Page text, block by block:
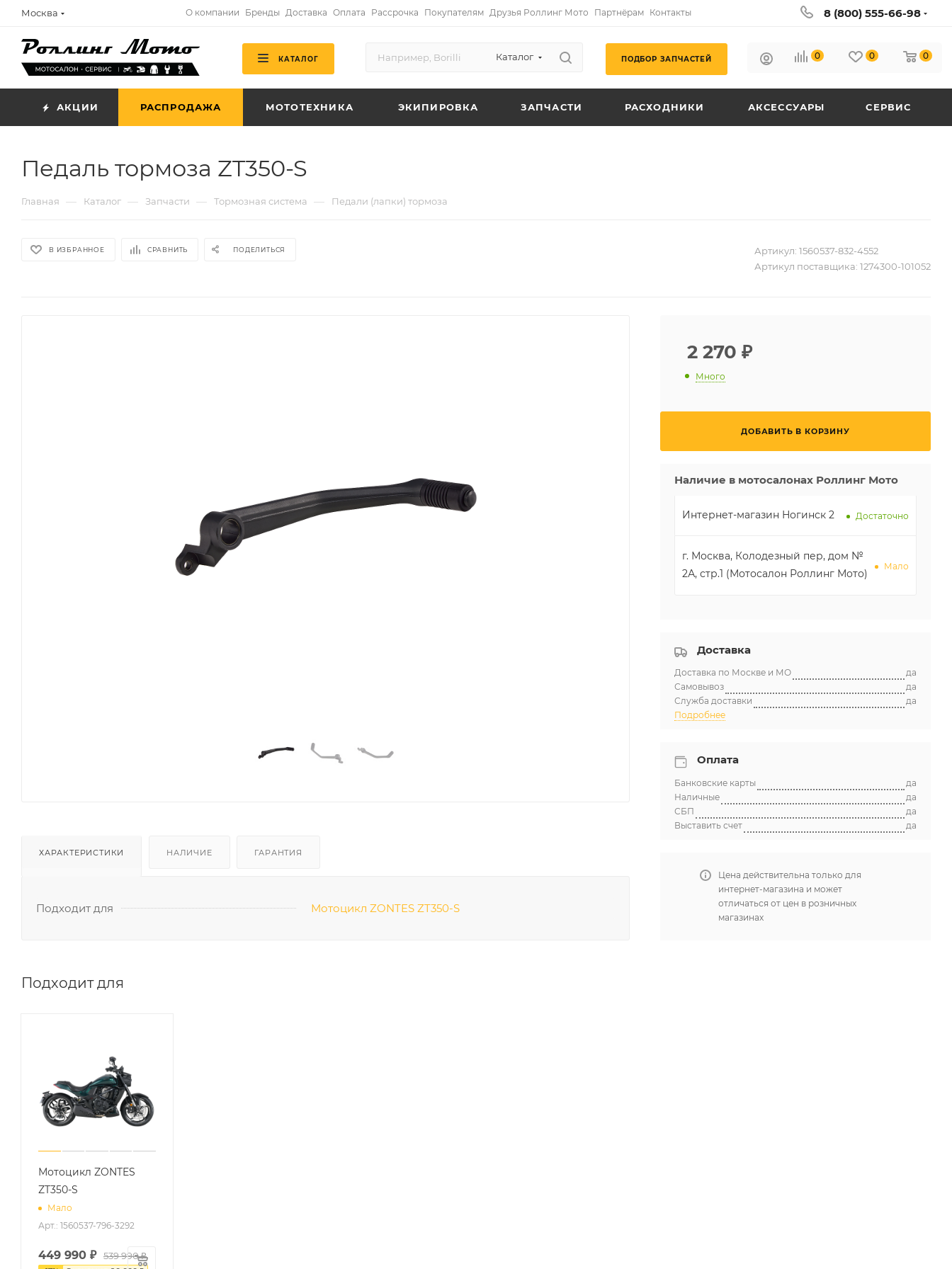
Москва О компании Бренды Доставка Оплата Рассрочка Покупателям Друзья Роллинг Мото Партнёрам Контакты 8 (800) 555-66-98
КАТАЛОГ Каталог ПОДБОР ЗАПЧАСТЕЙ 0 0 0
АКЦИИ РАСПРОДАЖА МОТОТЕХНИКА ЭКИПИРОВКА ЗАПЧАСТИ РАСХОДНИКИ АКСЕССУАРЫ СЕРВИС
Педаль тормоза ZT350-S
Главная — Каталог — Запчасти — Тормозная система — Педали (лапки) тормоза
В ИЗБРАННОЕ СРАВНИТЬ ПОДЕЛИТЬСЯ Артикул: 1560537-832-4552
Артикул поставщика: 1274300-101052
ХАРАКТЕРИСТИКИ НАЛИЧИЕ ГАРАНТИЯ
Подходит для Мотоцикл ZONTES ZT350-S
Подходит для
Мотоцикл ZONTES
ZT350-S
Мало
Арт.: 1560537-796-3292
449 990 ₽ 539 990 ₽
2 270 ₽
Много
ДОБАВИТЬ В КОРЗИНУ
Наличие в мотосалонах Роллинг Мото
Интернет-магазин Ногинск 2 Достаточно
г. Москва, Колодезный пер, дом №
2А, стр.1 (Мотосалон Роллинг Мото)
Мало
Доставка
Доставка по Москве и МО
да
Самовывоз
да
Служба доставки
да
Подробнее
Оплата
Банковские карты
да
Наличные
да
СБП
да
Выставить счет
да
Цена действительна только для
интернет-магазина и может
отличаться от цен в розничных
магазинах